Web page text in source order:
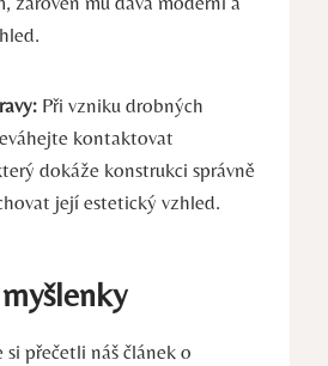
Při vzniku drobných
kontaktovat
dokáže konstrukci správně
její estetický vzhled.
si přečetli náš článek o